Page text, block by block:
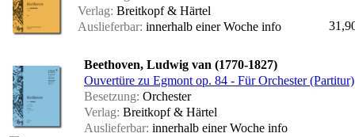
Verlag: Breitkopf & Härtel
Auslieferbar: innerhalb einer Woche info
Beethoven, Ludwig van (1770-1827)
Ouvertüre zu Egmont op. 84 - Für Orchester (Partitur)
Besetzung: Orchester
Verlag: Breitkopf & Härtel
Auslieferbar: innerhalb einer Woche info